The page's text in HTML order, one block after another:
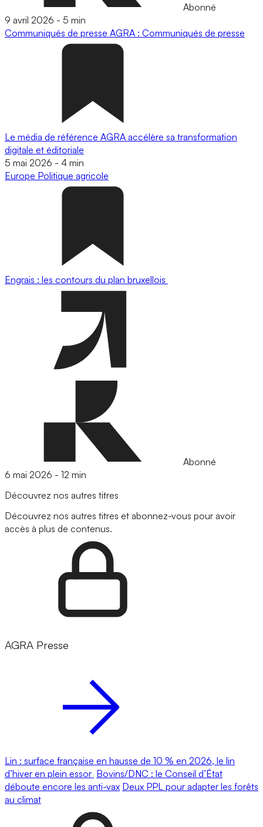
Abonné
9 avril 2026 - 5 min
Communiqués de presse AGRA : Communiqués de presse
Le média de référence AGRA accélère sa transformation
digitale et éditoriale
5 mai 2026 - 4 min
Europe Politique agricole
Engrais : les contours du plan bruxellois
Abonné
6 mai 2026 - 12 min
Découvrez nos autres titres
Découvrez nos autres titres et abonnez-vous pour avoir
accès à plus de contenus.
AGRA Presse
Lin : surface française en hausse de 10 % en 2026, le lin
d’hiver en plein essor Bovins/DNC : le Conseil d’État
déboute encore les anti-vax Deux PPL pour adapter les forêts
au climat